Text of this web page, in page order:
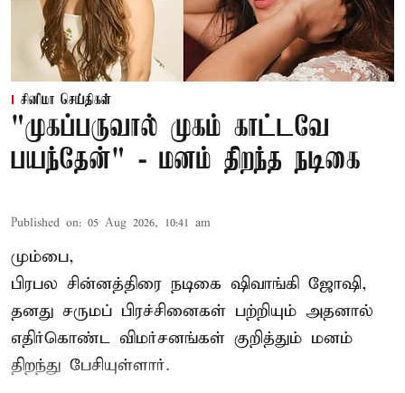
சினிமா செய்திகள்
"முகப்பருவால் முகம் காட்டவே
பயந்தேன்" - மனம் திறந்த நடிகை
Published on: 05 Aug 2026, 10:41 am
மும்பை,
பிரபல சின்னத்திரை நடிகை ஷிவாங்கி ஜோஷி,
தனது சருமப் பிரச்சினைகள் பற்றியும் அதனால்
எதிர்கொண்ட விமர்சனங்கள் குறித்தும் மனம்
திறந்து பேசியுள்ளார்.